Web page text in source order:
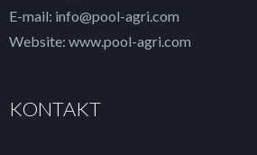
E-mail: info@pool-agri.com
Website: www.pool-agri.com
KONTAKT